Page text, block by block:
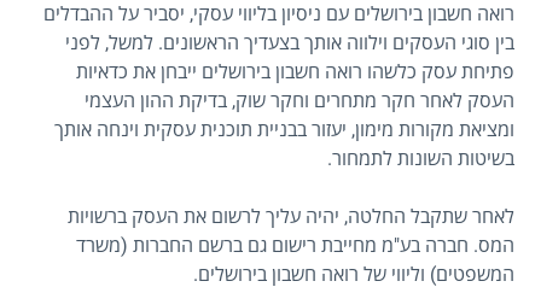
רואה חשבון בירושלים עם ניסיון בליווי עסקי, יסביר על ההבדלים
בין סוגי העסקים וילווה אותך בצעדיך הראשונים. למשל, לפני
פתיחת עסק כלשהו רואה חשבון בירושלים ייבחן את כדאיות
העסק לאחר חקר מתחרים וחקר שוק, בדיקת ההון העצמי
ומציאת מקורות מימון, יעזור בבניית תוכנית עסקית וינחה אותך
בשיטות השונות לתמחור.
לאחר שתקבל החלטה, יהיה עליך לרשום את העסק ברשויות
המס. חברה בע"מ מחייבת רישום גם ברשם החברות (משרד
המשפטים) וליווי של רואה חשבון בירושלים.